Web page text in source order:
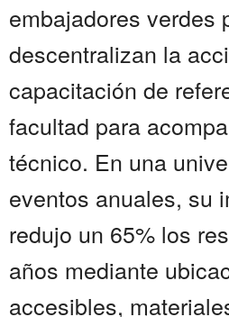
embajadores verdes
descentralizan la
capacitación de
facultad para
técnico. En una
eventos anuales, su
redujo un 65% los
años mediante
accesibles,